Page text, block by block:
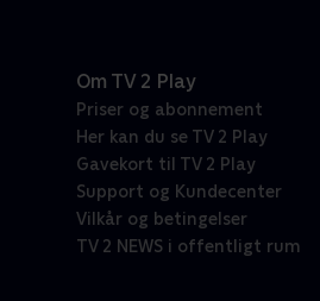
Om TV 2 Play
Priser og abonnement
Her kan du se TV 2 Play
Gavekort til TV 2 Play
Support og Kundecenter
Vilkår og betingelser
TV 2 NEWS i offentligt rum